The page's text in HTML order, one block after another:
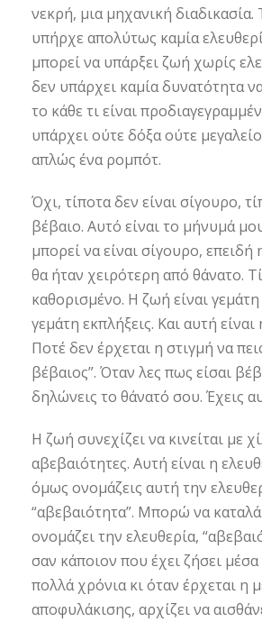
νεκρή, μια μηχανική διαδικασία.
υπήρχε απολύτως καμία
μπορεί να υπάρξει ζωή χωρίς
δεν υπάρχει καμία δυνατότητα
το κάθε τι είναι
υπάρχει ούτε δόξα ούτε
απλώς ένα ρομπότ.
Όχι, τίποτα δεν είναι σίγουρο,
βέβαιο. Αυτό είναι το μήνυμά
μπορεί να είναι σίγουρο,
θα ήταν χειρότερη από θάνατο.
καθορισμένο. Η ζωή είναι
γεμάτη εκπλήξεις. Και αυτή
Ποτέ δεν έρχεται η στιγμή να
βέβαιος”. Όταν λες πως είσαι
δηλώνεις το θάνατό σου. Έχεις
Η ζωή συνεχίζει να κινείται με
αβεβαιότητες. Αυτή είναι η
όμως ονομάζεις αυτή την
“αβεβαιότητα”. Μπορώ να
ονομάζει την ελευθερία,
σαν κάποιον που έχει ζήσει
πολλά χρόνια κι όταν έρχεται η
αποφυλάκισης, αρχίζει να